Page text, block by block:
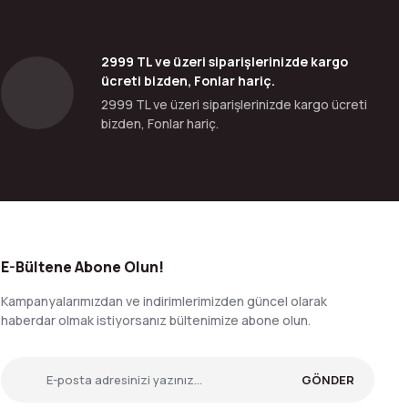
2999 TL ve üzeri siparişlerinizde kargo
ücreti bizden, Fonlar hariç.
2999 TL ve üzeri siparişlerinizde kargo ücreti
bizden, Fonlar hariç.
E-Bültene Abone Olun!
Kampanyalarımızdan ve indirimlerimizden güncel olarak
haberdar olmak istiyorsanız bültenimize abone olun.
GÖNDER